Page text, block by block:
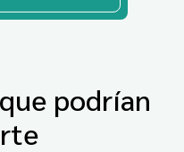
podrían